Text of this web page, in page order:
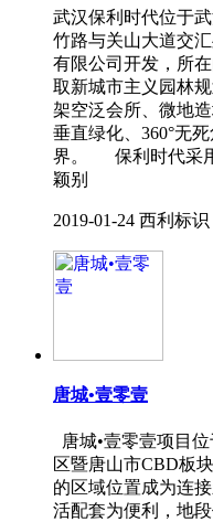
武汉保利时代位于
竹路与关山大道交
有限公司开发，所
取新城市主义园林
架空泛会所、微地
垂直绿化、360°无
界。 保利时代采用
颖别
2019-01-24 西利标识
唐城•壹零壹
唐城•壹零壹项目
区暨唐山市CBD板
的区域位置成为连
活配套为便利，地